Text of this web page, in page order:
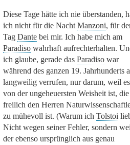
Diese Tage hätte ich nie überstanden,
ich nicht für die Nacht Manzoni, für
Tag Dante bei mir. Ich habe mich am
Paradiso wahrhaft aufrechterhalten.
ich glaube, gerade das Paradiso war
während des ganzen 19. Jahrhunderts
langweilig verrufen, nur darum, weil
von der ungeheuersten Weisheit ist, die
freilich den Herren
zu mühevoll ist. (Warum ich Tolstoi
Nicht wegen seiner Fehler, sondern
der ebenso ursprünglich aus genau